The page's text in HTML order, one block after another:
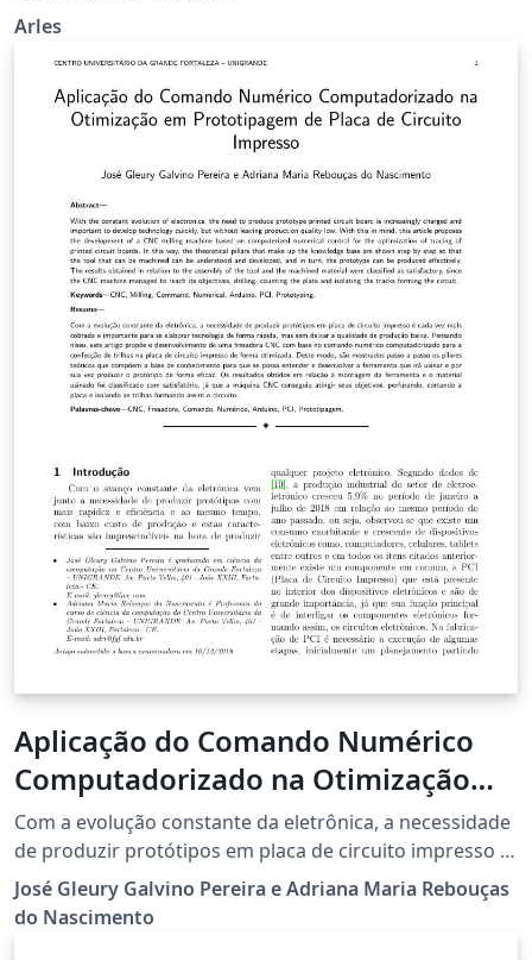
Arles
Aplicação do Comando Numérico
Computadorizado na Otimização
em Prototipagem de Placa de
Circuito Impresso
Com a evolução constante da eletrônica, a necessidade
de produzir protótipos em placa de circuito impresso é
cada vez mais cobrada e importante para se elaborar
tecnologia de forma rápida, mas sem deixar a
José Gleury Galvino Pereira e Adriana Maria Rebouças
do Nascimento